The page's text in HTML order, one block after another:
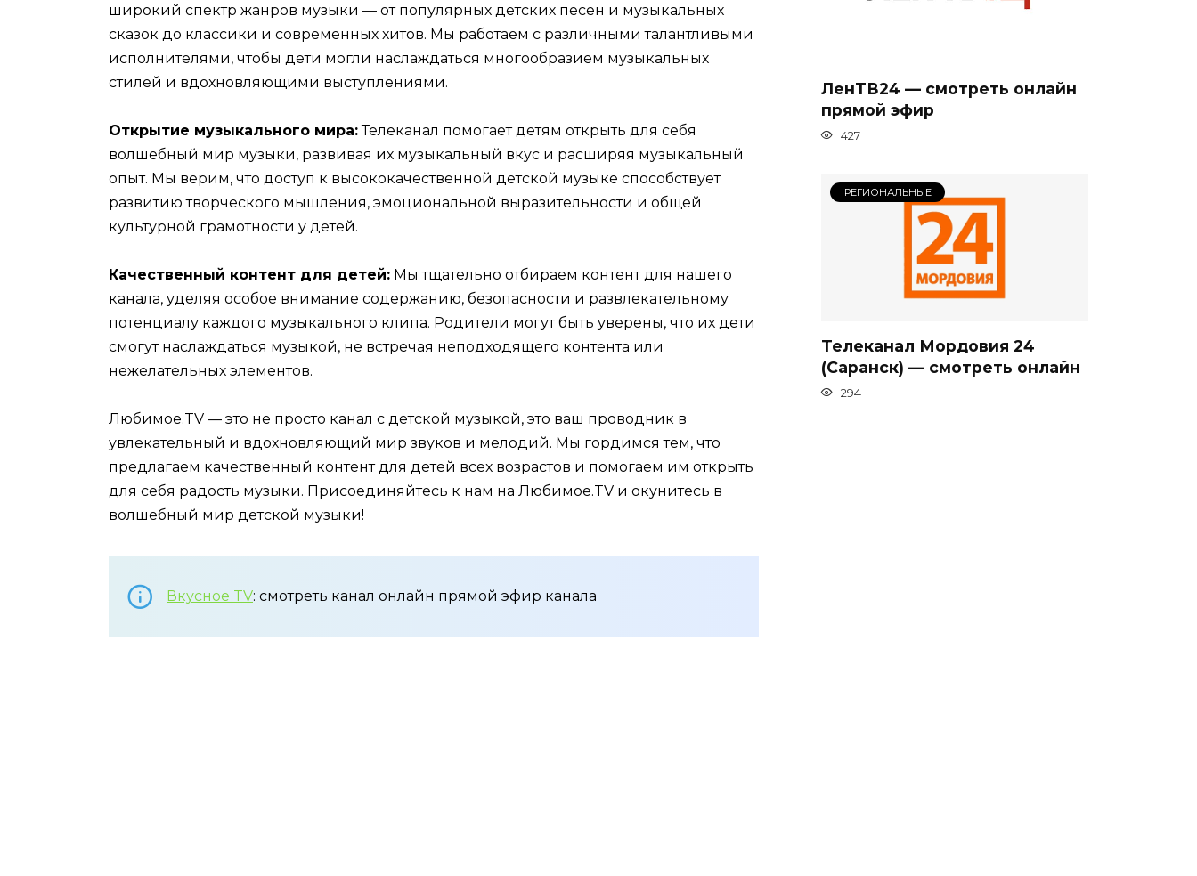
широкий спектр жанров музыки — от популярных детских песен и музыкальных
сказок до классики и современных хитов. Мы работаем с различными талантливыми
исполнителями, чтобы дети могли наслаждаться многообразием музыкальных
стилей и вдохновляющими выступлениями.
Открытие музыкального мира:Телеканал помогает детям открыть для себя
волшебный мир музыки, развивая их музыкальный вкус и расширяя музыкальный
опыт. Мы верим, что доступ к высококачественной детской музыке способствует
развитию творческого мышления, эмоциональной выразительности и общей
культурной грамотности у детей.
Качественный контент для детей: Мы тщательно отбираем контент для нашего
канала, уделяя особое внимание содержанию, безопасности и развлекательному
потенциалу каждого музыкального клипа. Родители могут быть уверены, что их дети
смогут наслаждаться музыкой, не встречая неподходящего контента или
нежелательных элементов.
Любимое.TV — это не просто канал с детской музыкой, это ваш проводник в
увлекательный и вдохновляющий мир звуков и мелодий. Мы гордимся тем, что
предлагаем качественный контент для детей всех возрастов и помогаем им открыть
для себя радость музыки. Присоединяйтесь к нам на Любимое.TV и окунитесь в
волшебный мир детской музыки!
Вкусное TV: смотреть канал онлайн прямой эфир канала
ЛенТВ24 — смотреть онлайн
прямой эфир
427
РЕГИОНАЛЬНЫЕ
Телеканал Мордовия 24
(Саранск) — смотреть онлайн
294